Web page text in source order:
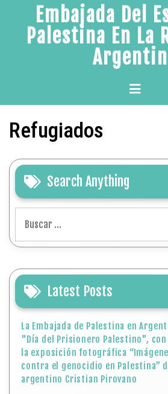
content
Embajada Del
Palestina En La
Primary
Menu
Refugiados
Search Anything
Latest Posts
La Embajada de Palestina en
"Día del Prisionero Palestino",
la exposición fotográfica
contra el genocidio en Palestina”
argentino Cristian Pirovano